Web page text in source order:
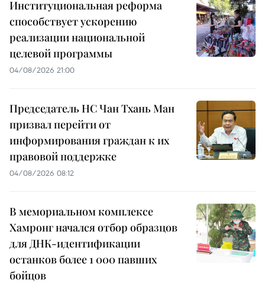
Институциональная реформа
способствует ускорению
реализации национальной
целевой программы
04/08/2026 21:00
Председатель НС Чан Тхань Ман
призвал перейти от
информирования граждан к их
правовой поддержке
04/08/2026 08:12
В мемориальном комплексе
Хамронг начался отбор образцов
для ДНК-идентификации
останков более 1 000 павших
бойцов